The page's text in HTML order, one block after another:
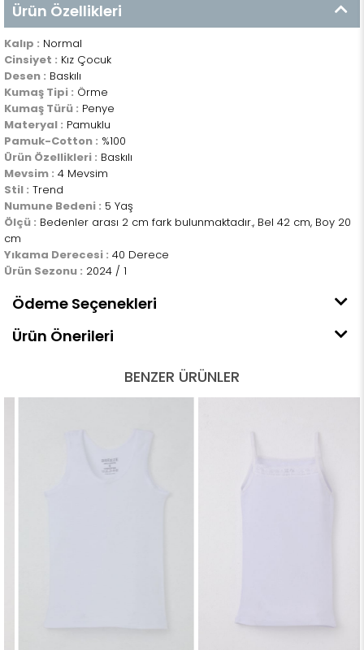
Ürün Özellikleri
Kalıp : Normal
Cinsiyet : Kız Çocuk
Desen : Baskılı
Kumaş Tipi : Örme
Kumaş Türü : Penye
Materyal : Pamuklu
Pamuk-Cotton : %100
Ürün Özellikleri : Baskılı
Mevsim : 4 Mevsim
Stil : Trend
Numune Bedeni : 5 Yaş
Ölçü : Bedenler arası 2 cm fark bulunmaktadır., Bel 42 cm, Boy 20
cm
Yıkama Derecesi : 40 Derece
Ürün Sezonu : 2024 / 1
Ödeme Seçenekleri
Ürün Önerileri
BENZER ÜRÜNLER